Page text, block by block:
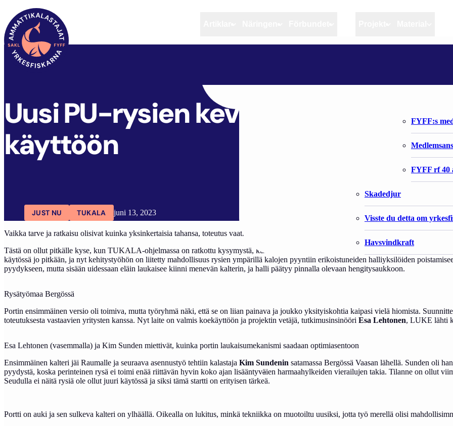
Artiklar Näringen
Riktlinjer för god praxis
Stöd till fiskerinäringen
Anvisningar
Fiskar och
Skadedjur
Visste du detta om
Havsvindkraft
Förbundet
FYFF:s
FYFF rf 40
FYFF ARTIKLAR
Uusi PU-rysien kevennetty
käyttöön
JUST NU TUKALA juni 13, 2023
Vaikka tarve ja ratkaisu olisivat kuinka yksinkertaisia tahansa, toteutus vaatii aikansa. Etenkin meriolosuhteet luovat haasteensa ja kun kyse
Tästä on ollut pitkälle kyse, kun TUKALA-ohjelmassa on ratkottu kysymystä, kuinka turvata kotimaisen kalan saanti pitämällä hylkeet
käytössä jo pitkään, ja nyt kehitystyöhön on liitetty mahdollisuus rysien ympärillä kalojen pyyntiin erikoistuneiden halliyksilöiden
pyydykseen, mutta sisään uidessaan eläin laukaisee kiinni menevän kalterin, ja halli päätyy pinnalla olevaan hengitysaukkoon.
Rysätyömaa Bergössä
Portin ensimmäinen versio oli toimiva, mutta työryhmä näki, että se on liian painava ja joukko yksityiskohtia kaipasi vielä hiomista.
toteutuksesta vastaavien yritysten kanssa. Nyt laite on valmis koekäyttöön ja projektin vetäjä, tutkimusinsinööri Esa Lehtonen, LUKE lähti
Esa Lehtonen (vasemmalla) ja Kim Sunden miettivät, kuinka portin laukaisumekanismi saadaan optimiasentoon
Ensimmäinen kalteri jäi Raumalle ja seuraava asennustyö tehtiin kalastaja Kim Sundenin satamassa Bergössä Vaasan lähellä. Sunden oli
pyydystä, koska perinteinen rysä ei toimi enää riittävän hyvin koko ajan lisääntyväien harmaahylkeiden vierailujen takia. Tilanne on ollut
Seudulla ei näitä rysiä ole ollut juuri käytössä ja siksi tämä startti on erityisen tärkeä.
Portti on auki ja sen sulkeva kalteri on ylhäällä. Oikealla on lukitus, minkä tekniikka on muotoiltu uusiksi, jotta työ merellä olisi